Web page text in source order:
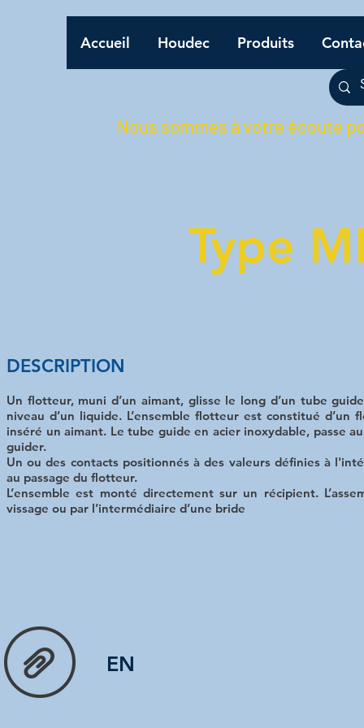
Accueil Houdec Produits
Nous sommes à votre écoute
Type
DESCRIPTION
Un flotteur, muni d’un aimant, glisse le long d’un tube
niveau d’un liquide. L’ensemble flotteur est constitué d’un
inséré un aimant. Le tube guide en acier inoxydable, passe
guider.
Un ou des contacts positionnés à des valeurs définies à
au passage du flotteur.
L’ensemble est monté directement sur un récipient.
vissage ou par l’intermédiaire d’une bride
EN